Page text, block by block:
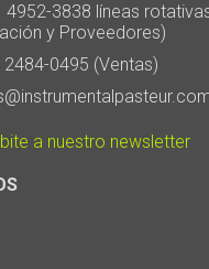
4952-3838 líneas
y Proveedores)
0495 (Ventas)
a nuestro newsletter